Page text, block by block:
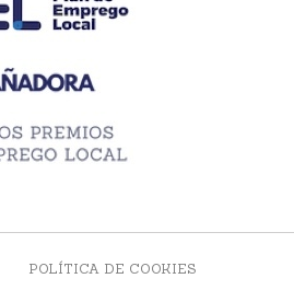
POLÍTICA DE COOKIES